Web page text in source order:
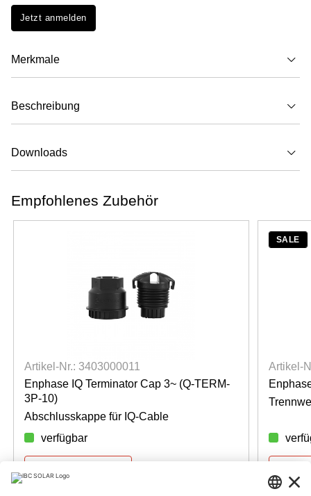
Jetzt anmelden
Merkmale
Beschreibung
Downloads
Empfohlenes Zubehör
Artikel-Nr.: 3403000011
Enphase IQ Terminator Cap 3~ (Q-TERM-
3P-10)
Abschlusskappe für IQ-Cable
verfügbar
SALE
Artikel-